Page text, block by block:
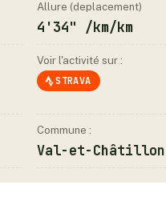
Allure (deplacement)
4'34" /km/km
Voir l'activité sur :
STRAVA
Commune :
Val-et-Châtillon